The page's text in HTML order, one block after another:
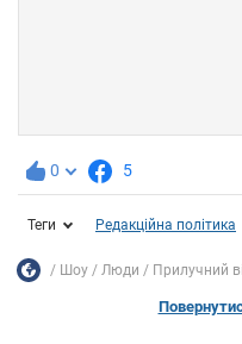
0 5
Теги Редакційна політика
Шоу Люди Прилучний